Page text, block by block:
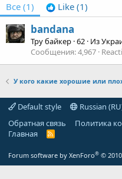
Все (1) Like (1)
bandana
Тру байкер ·62 · Из
Сообщения 4,967
У кого какие хорошие или
Default style
Russian
Обратная связь
Политика
Главная
R
Forum software by XenForo® ©